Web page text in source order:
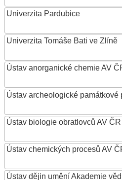
Univerzita Pardubice
Univerzita Tomáše Bati ve Zlíně
Ústav anorganické chemie AV
Ústav archeologické památkové
Ústav biologie obratlovců AV ČR
Ústav chemických procesů AV
Ústav dějin umění Akademie